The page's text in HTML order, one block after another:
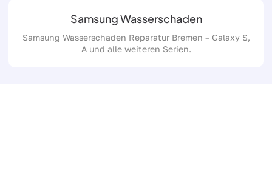
Samsung Wasserschaden
Samsung Wasserschaden Reparatur Bremen – Galaxy S,
A und alle weiteren Serien.